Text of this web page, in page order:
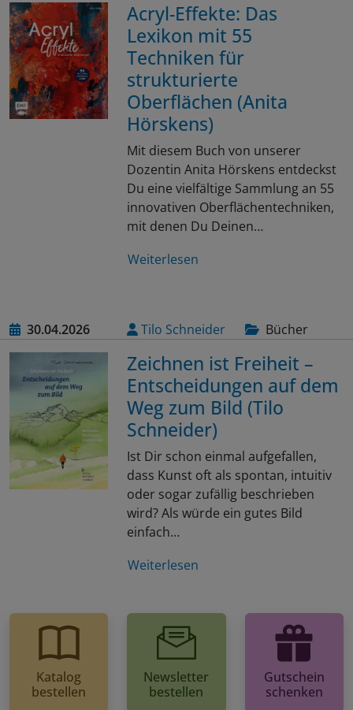
Acryl-Effekte: Das
Lexikon mit 55
Techniken für
strukturierte
Oberflächen (Anita
Hörskens)
Mit diesem Buch von unserer
Dozentin Anita Hörskens entdeckst
Du eine vielfältige Sammlung an 55
innovativen Oberflächentechniken,
mit denen Du Deinen…
Weiterlesen
30.04.2026 Tilo Schneider Bücher
Zeichnen ist Freiheit –
Entscheidungen auf dem
Weg zum Bild (Tilo
Schneider)
Ist Dir schon einmal aufgefallen,
dass Kunst oft als spontan, intuitiv
oder sogar zufällig beschrieben
wird? Als würde ein gutes Bild
einfach…
Weiterlesen
Katalog
bestellen
Newsletter
bestellen
Gutschein
schenken